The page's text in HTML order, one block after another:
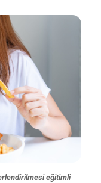
eğitimli